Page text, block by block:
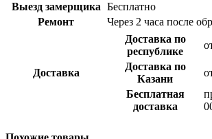
Выезд замерщика Бесплатно
Ремонт
Через 2 часа после
Доставка
Доставка по
республике
Доставка по
Казани
Бесплатная
доставка